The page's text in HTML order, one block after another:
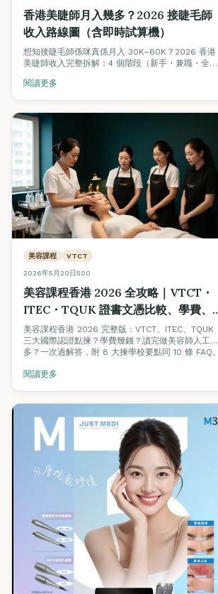
香港美睫師月入幾多？2026 接睫毛師
收入路線圖（含即時試算機）
想知接睫毛師係咪真係月入 30K–60K？2026 香港
美睫師收入完整拆解：4 個階段（新手・兼職・全
加埋即時收入試算機，拖滑桿即知你嘅情境月入幾
閱讀更多
美容課程 VTCT
2026年5月20日500
美容課程香港 2026 全攻略｜VTCT・
ITEC・TQUK 證書文憑比較、學費、
美容師人工
美容課程香港 2026 完整版：VTCT、ITEC、TQUK
三大國際認證點揀？學費幾錢？讀完做美容師人工幾
多？一次過解答，附 8 大揀學校要點同 10 條 FAQ。
閱讀更多